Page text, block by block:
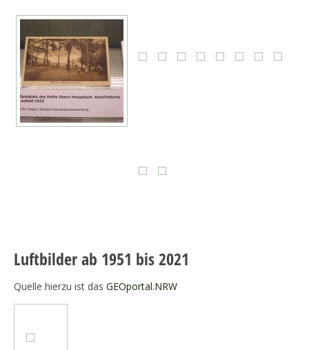
Luftbilder ab 1951 bis 2021
Quelle hierzu ist das GEOportal.NRW